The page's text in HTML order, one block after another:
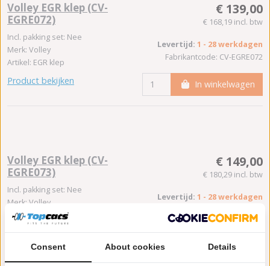
Volley EGR klep (CV-
EGRE072)
Incl. pakking set: Nee
Merk: Volley
Artikel: EGR klep
Product bekijken
€ 139,00
€ 168,19 incl. btw
Levertijd: 1 - 28 werkdagen
Fabrikantcode: CV-EGRE072
In winkelwagen
Volley EGR klep (CV-
EGRE073)
Incl. pakking set: Nee
Merk: Volley
Artikel: EGR klep
Product bekijken
€ 149,00
€ 180,29 incl. btw
Levertijd: 1 - 28 werkdagen
In winkelwagen
Consent About cookies Details